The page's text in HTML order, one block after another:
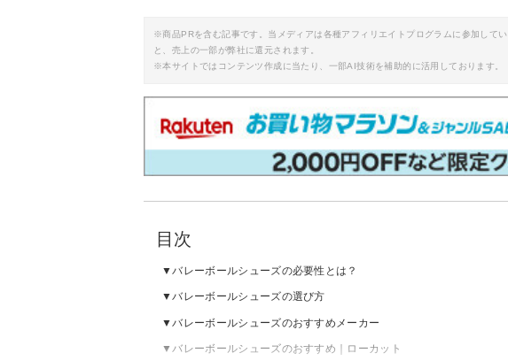
※商品PRを含む記事です。当メディアは各種アフィリエイトプログラムに参加して
と、売上の一部が弊社に還元されます。
※本サイトではコンテンツ作成に当たり、一部AI技術を補助的に活用しております。
目次
バレーボールシューズの必要性とは？
バレーボールシューズの選び方
バレーボールシューズのおすすめメーカー
バレーボールシューズのおすすめ｜ローカット